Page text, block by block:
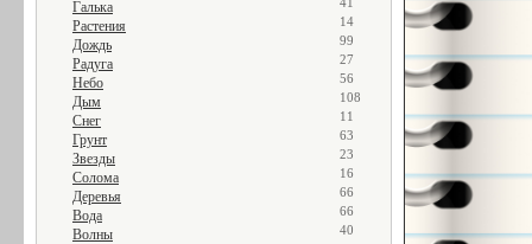
Галька
Растения 14
Дождь 99
Радуга 27
Небо 56
Дым 108
Снег 11
Грунт 63
Звезды 23
Солома 16
Деревья 66
Вода 66
Волны 40